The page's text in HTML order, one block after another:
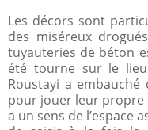
Les décors sont
des miséreux
tuyauteries de béton
été tourne sur le
Roustayi a
pour jouer leur propre
a un sens de l’espace